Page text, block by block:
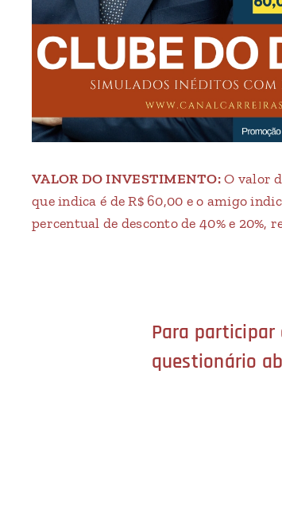
VALOR DO INVESTIMENTO:O valor
que indica é de R$ 60,00 e o amigo
percentual de desconto de 40% e 20%,
Para participar
questionário